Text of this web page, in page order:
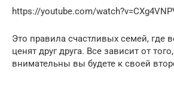
https://youtube.com/
Это правила счастливых семей, где
ценят друг друга. Все зависит от
внимательны вы будете к своей